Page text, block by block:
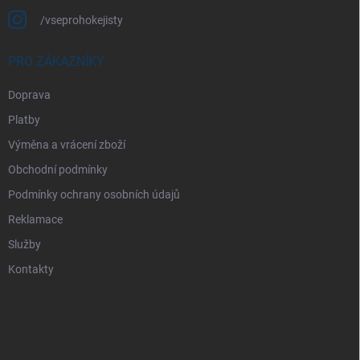
/vseprohokejisty
PRO ZÁKAZNÍKY
Doprava
Platby
Výměna a vrácení zboží
Obchodní podmínky
Podmínky ochrany osobních údajů
Reklamace
Služby
Kontakty